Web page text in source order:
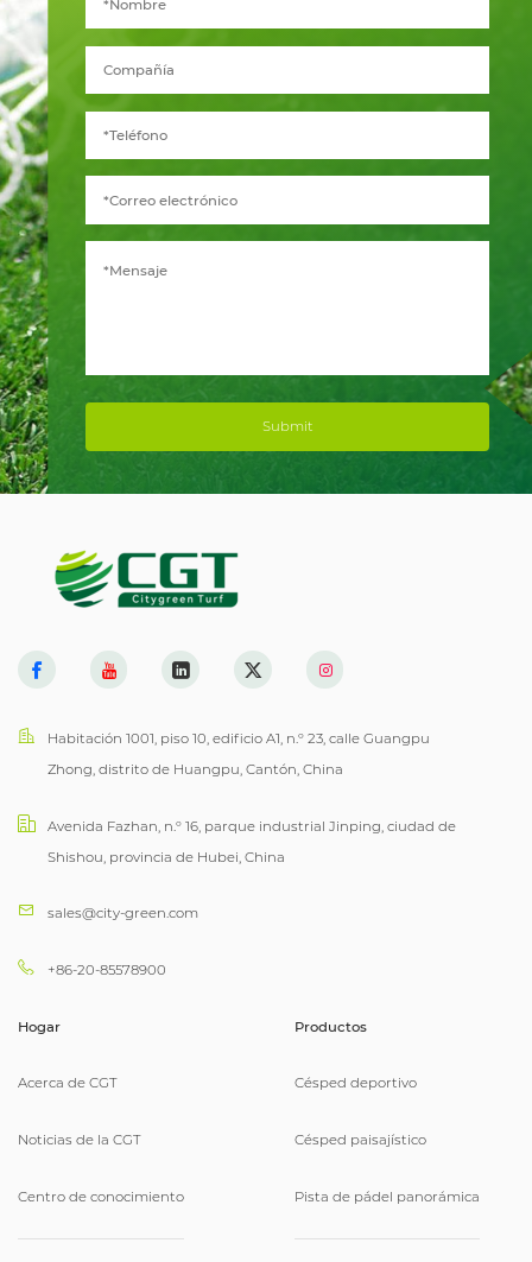
Submit
Habitación 1001, piso 10, edificio A1, n.º 23, calle Guangpu
Zhong, distrito de Huangpu, Cantón, China
Avenida Fazhan, n.º 16, parque industrial Jinping, ciudad de
Shishou, provincia de Hubei, China
sales@city-green.com
+86-20-85578900
Hogar
Acerca de CGT
Noticias de la CGT
Centro de conocimiento
Productos
Césped deportivo
Césped paisajístico
Pista de pádel panorámica